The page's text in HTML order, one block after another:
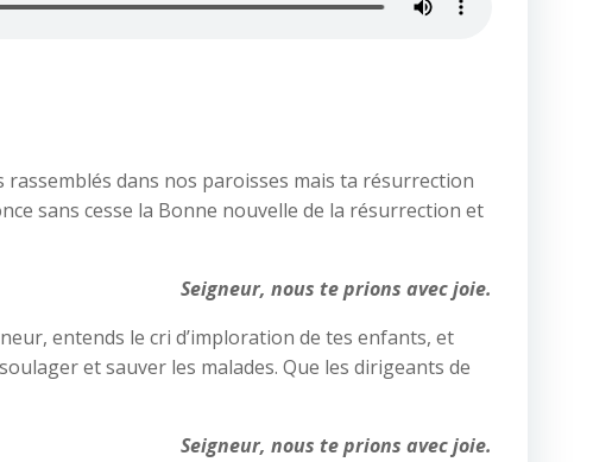
dans nos paroisses mais ta résurrection
sans cesse la Bonne nouvelle de la résurrection et
Seigneur, nous te prions avec joie.
entends le cri d’imploration de tes enfants, et
et sauver les malades. Que les dirigeants de
Seigneur, nous te prions avec joie.